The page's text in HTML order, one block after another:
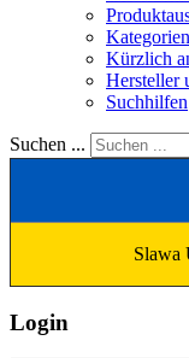
Kategorien
Kürzlich
Hersteller
Suchhilfen
Suchen ...
Slawa
Login